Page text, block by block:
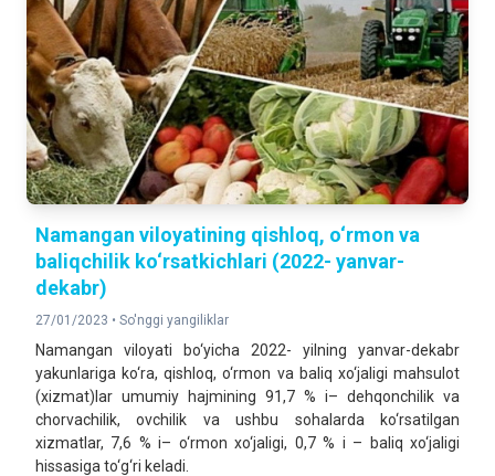
Namangan viloyatining qishloq, o‘rmon va
baliqchilik ko‘rsatkichlari (2022- yanvar-
dekabr)
27/01/2023 • So'nggi yangiliklar
Namangan viloyati bo‘yicha 2022- yilning yanvar-dekabr
yakunlariga ko‘ra, qishloq, o‘rmon va baliq xo‘jaligi mahsulot
(xizmat)lar umumiy hajmining 91,7 % i– dehqonchilik va
chorvachilik, ovchilik va ushbu sohalarda ko‘rsatilgan
xizmatlar, 7,6 % i– o‘rmon xo‘jaligi, 0,7 % i – baliq xo‘jaligi
hissasiga to‘g‘ri keladi.